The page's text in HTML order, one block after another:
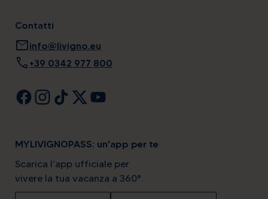
Contatti
mailinfo@livigno.eu
call +39 0342 977 800
MYLIVIGNOPASS: un'app per te
Scarica l’app ufficiale per
vivere la tua vacanza a 360°.